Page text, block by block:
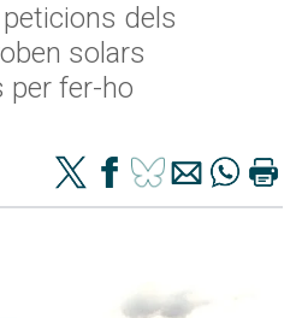
dels
solars
per fer-ho